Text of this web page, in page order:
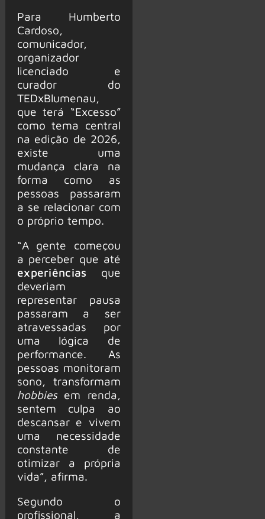
Para Humberto
Cardoso,
comunicador,
organizador
licenciado e
curador do
TEDxBlumenau,
que terá “Excesso”
como tema central
na edição de 2026,
existe uma
mudança clara na
forma como as
pessoas passaram
a se relacionar com
o próprio tempo.
“A gente começou
a perceber que até
experiências que
deveriam
representar pausa
passaram a ser
atravessadas por
uma lógica de
performance. As
pessoas monitoram
sono, transformam
hobbies em renda,
sentem culpa ao
descansar e vivem
uma necessidade
constante de
otimizar a própria
vida”, afirma.
Segundo o
profissional, a